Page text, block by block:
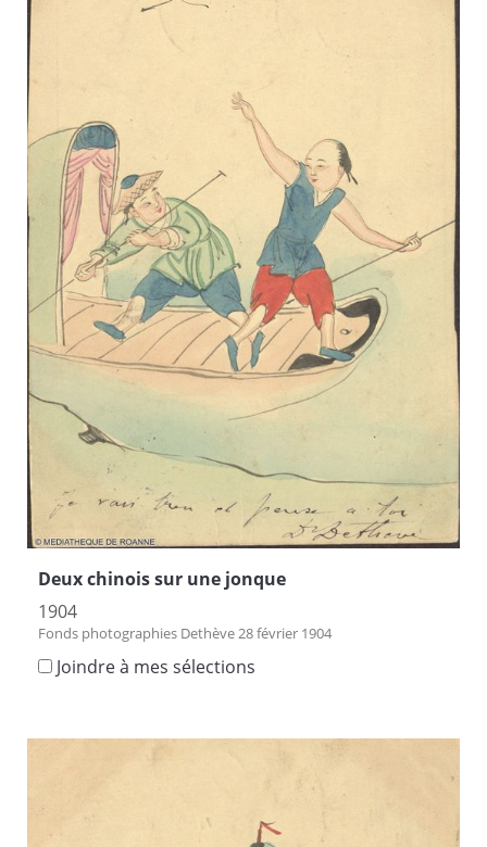
Deux chinois sur une jonque
1904
Fonds photographies Dethève 28 février 1904
Joindre à mes sélections